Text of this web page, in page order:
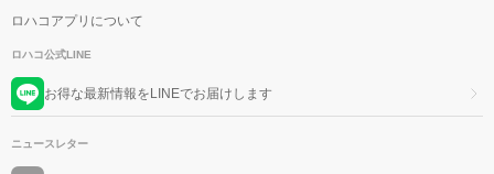
ロハコアプリについて
ロハコ公式LINE
お得な最新情報をLINEでお届けします
ニュースレター